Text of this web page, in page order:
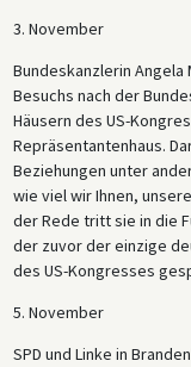
3. November
Bundeskanzlerin Angela
Besuchs nach der
Häusern des US-
Repräsentantenhaus.
Beziehungen unter
wie viel wir Ihnen,
der Rede tritt sie in die
der zuvor der einzige
des US-Kongresses
5. November
SPD und Linke in